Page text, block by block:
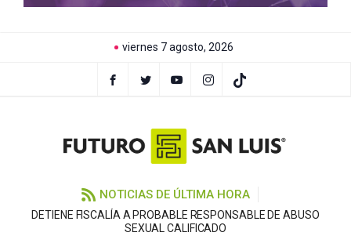
viernes 7 agosto, 2026
NOTICIAS DE ÚLTIMA HORA
DETIENE FISCALÍA A PROBABLE RESPONSABLE DE ABUSO
SEXUAL CALIFICADO